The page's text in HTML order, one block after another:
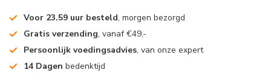
Voor 23.59 uur besteld, morgen bezorgd
Gratis verzending, vanaf €49,-
Persoonlijk voedingsadvies, van onze expert
14 Dagen bedenktijd